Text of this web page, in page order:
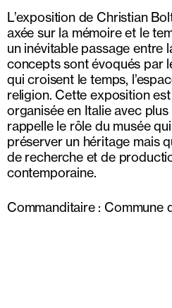
L’exposition de Christian
axée sur la mémoire et le
un inévitable passage entre
concepts sont évoqués par
qui croisent le temps,
religion. Cette exposition
organisée en Italie avec
rappelle le rôle du musée
préserver un héritage mais
de recherche et de
contemporaine.
Commanditaire : Commune